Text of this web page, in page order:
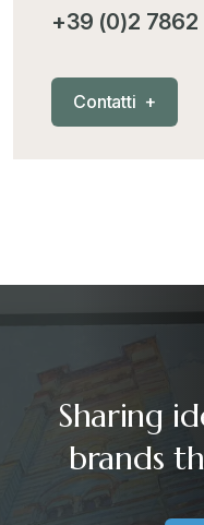
+39 (0)2 7862
Contatti +
Sharing
brands